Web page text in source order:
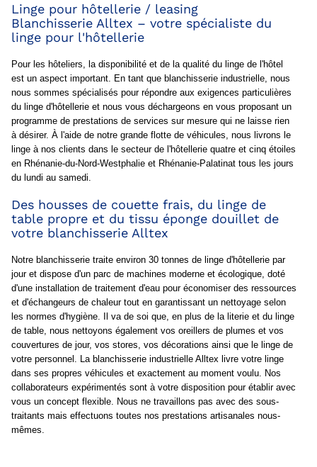
Linge pour hôtellerie / leasing
Blanchisserie Alltex – votre spécialiste du
linge pour l'hôtellerie
Pour les hôteliers, la disponibilité et de la qualité du linge de l'hôtel
est un aspect important. En tant que blanchisserie industrielle, nous
nous sommes spécialisés pour répondre aux exigences particulières
du linge d'hôtellerie et nous vous déchargeons en vous proposant un
programme de prestations de services sur mesure qui ne laisse rien
à désirer. À l'aide de notre grande flotte de véhicules, nous livrons le
linge à nos clients dans le secteur de l'hôtellerie quatre et cinq étoiles
en Rhénanie-du-Nord-Westphalie et Rhénanie-Palatinat tous les jours
du lundi au samedi.
Des housses de couette frais, du linge de
table propre et du tissu éponge douillet de
votre blanchisserie Alltex
Notre blanchisserie traite environ 30 tonnes de linge d'hôtellerie par
jour et dispose d'un parc de machines moderne et écologique, doté
d'une installation de traitement d'eau pour économiser des ressources
et d'échangeurs de chaleur tout en garantissant un nettoyage selon
les normes d'hygiène. Il va de soi que, en plus de la literie et du linge
de table, nous nettoyons également vos oreillers de plumes et vos
couvertures de jour, vos stores, vos décorations ainsi que le linge de
votre personnel. La blanchisserie industrielle Alltex livre votre linge
dans ses propres véhicules et exactement au moment voulu. Nos
collaborateurs expérimentés sont à votre disposition pour établir avec
vous un concept flexible. Nous ne travaillons pas avec des sous-
traitants mais effectuons toutes nos prestations artisanales nous-
mêmes.